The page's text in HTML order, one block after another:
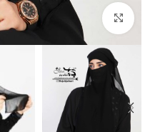
Click to enlarge